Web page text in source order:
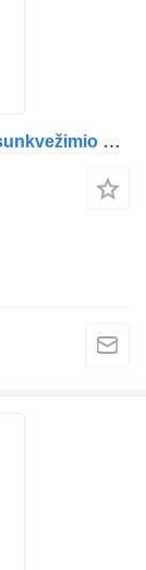
Ašis AXA Motrică Dreapta 6583570801 sunkvežimio Mercedes-Benz 6583570801 A6583570801 3463542517 A3463542517